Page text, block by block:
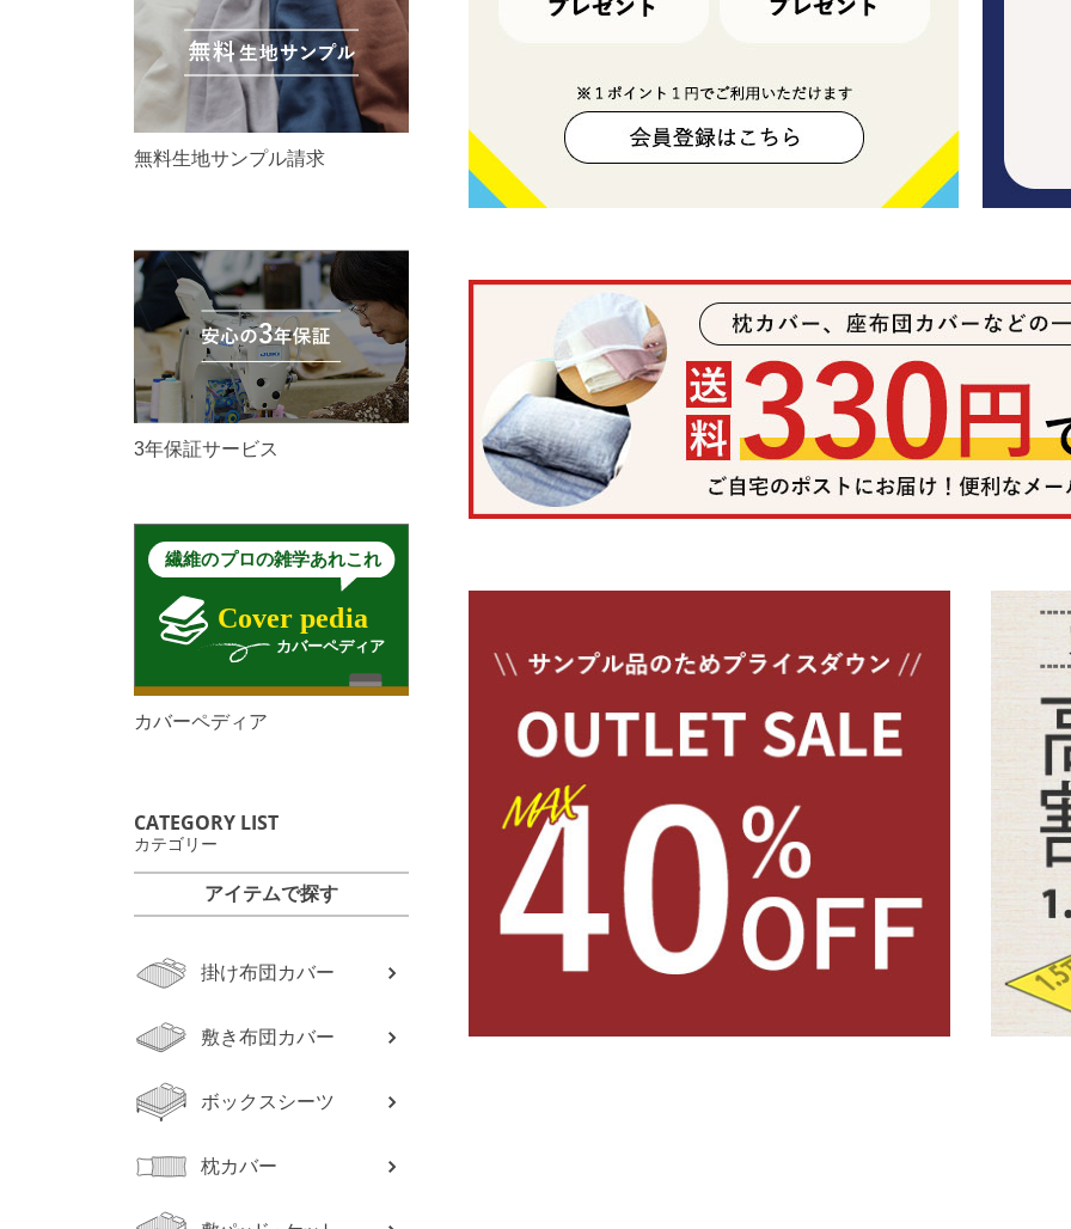
無料生地サンプル請求
3年保証サービス
カバーペディア
CATEGORY LIST
カテゴリー
アイテムで探す
掛け布団カバー
敷き布団カバー
ボックスシーツ
枕カバー